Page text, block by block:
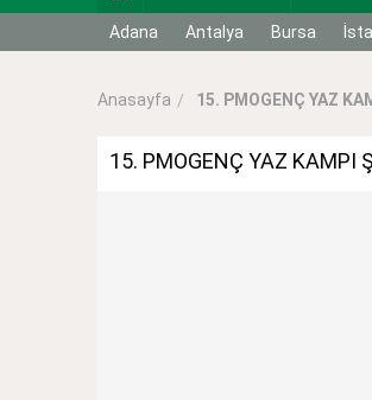
Adana Antalya Bursa
Anasayfa 15. PMOGENÇ YAZ
15. PMOGENÇ YAZ KAMPI